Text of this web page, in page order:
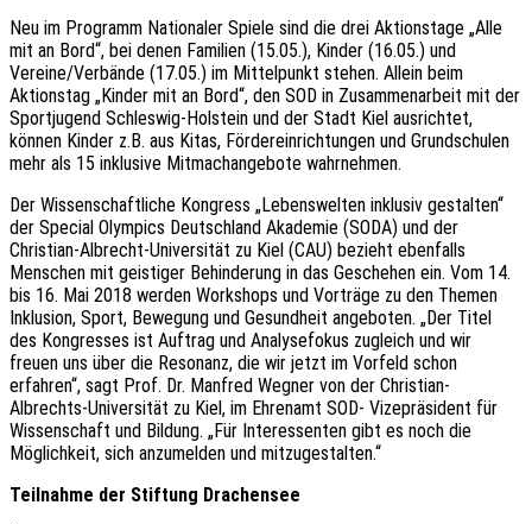
Neu im Programm Nationaler Spiele sind die drei Aktionstage „Alle
mit an Bord“, bei denen Familien (15.05.), Kinder (16.05.) und
Vereine/Verbände (17.05.) im Mittelpunkt stehen. Allein beim
Aktionstag „Kinder mit an Bord“, den SOD in Zusammenarbeit mit der
Sportjugend Schleswig-Holstein und der Stadt Kiel ausrichtet,
können Kinder z.B. aus Kitas, Fördereinrichtungen und Grundschulen
mehr als 15 inklusive Mitmachangebote wahrnehmen.
Der Wissenschaftliche Kongress „Lebenswelten inklusiv gestalten“
der Special Olympics Deutschland Akademie (SODA) und der
Christian-Albrecht-Universität zu Kiel (CAU) bezieht ebenfalls
Menschen mit geistiger Behinderung in das Geschehen ein. Vom 14.
bis 16. Mai 2018 werden Workshops und Vorträge zu den Themen
Inklusion, Sport, Bewegung und Gesundheit angeboten. „Der Titel
des Kongresses ist Auftrag und Analysefokus zugleich und wir
freuen uns über die Resonanz, die wir jetzt im Vorfeld schon
erfahren“, sagt Prof. Dr. Manfred Wegner von der Christian-
Albrechts-Universität zu Kiel, im Ehrenamt SOD- Vizepräsident für
Wissenschaft und Bildung. „Für Interessenten gibt es noch die
Möglichkeit, sich anzumelden und mitzugestalten.“
Teilnahme der Stiftung Drachensee